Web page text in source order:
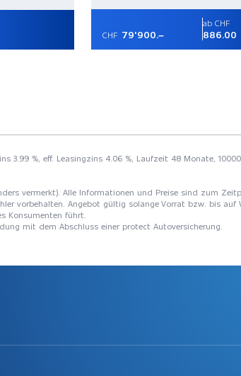
CHF 79'900.–
ab CHF
886.00
3.99 %, eff. Leasingzins 4.06 %, Laufzeit 48 Monate,
vermerkt). Alle Informationen und Preise sind zum
vorbehalten. Angebot gültig solange Vorrat bzw. bis auf
Konsumenten führt.
mit dem Abschluss einer protect Autoversicherung.